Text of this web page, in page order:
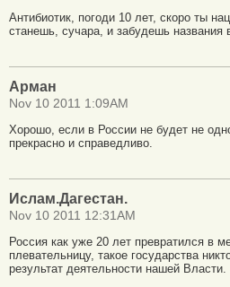
Антибиотик, погоди 10 лет, скоро ты
станешь, сучара, и забудешь названия
Арман
Nov 10 2011 1:09AM
Хорошо, если в России не будет не
прекрасно и справедливо.
Ислам.Дагестан.
Nov 10 2011 12:31AM
Россия как уже 20 лет превратился в
плевательницу, такое государства
результат деятельности нашей Власти.